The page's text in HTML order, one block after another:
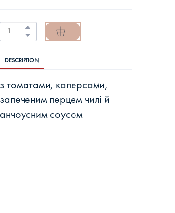
DESCRIPTION
з томатами, каперсами,
запеченим перцем чилі й
анчоусним соусом